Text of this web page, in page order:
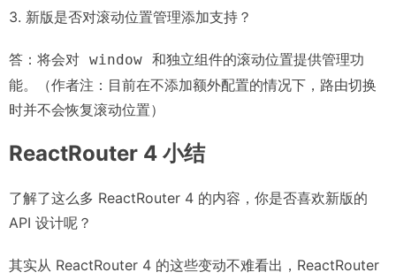
3. 新版是否对滚动位置管理添加支持？
答：将会对 window 和独立组件的滚动位置提供管理功
能。（作者注：目前在不添加额外配置的情况下，路由切换
时并不会恢复滚动位置）
ReactRouter 4 小结
了解了这么多 ReactRouter 4 的内容，你是否喜欢新版的
API 设计呢？
其实从 ReactRouter 4 的这些变动不难看出，ReactRouter